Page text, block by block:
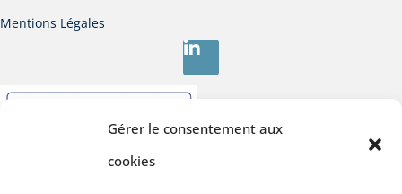
Gérer le consentement aux
cookies
Mentions Légales